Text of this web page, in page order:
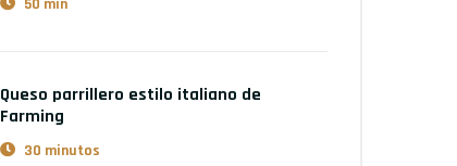
50 min
Queso parrillero estilo italiano de
Farming
30 minutos